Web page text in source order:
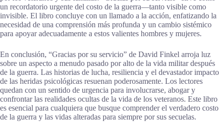
un recordatorio urgente del costo de la guerra—tanto visible como
invisible. El libro concluye con un llamado a la acción, enfatizando la
necesidad de una comprensión más profunda y un cambio sistémico
para apoyar adecuadamente a estos valientes hombres y mujeres.
En conclusión, “Gracias por su servicio” de David Finkel arroja luz
sobre un aspecto a menudo pasado por alto de la vida militar después
de la guerra. Las historias de lucha, resiliencia y el devastador impacto
de las heridas psicológicas resuenan poderosamente. Los lectores
quedan con un sentido de urgencia para involucrarse, abogar y
confrontar las realidades ocultas de la vida de los veteranos. Este libro
es esencial para cualquiera que busque comprender el verdadero costo
de la guerra y las vidas alteradas para siempre por sus secuelas.